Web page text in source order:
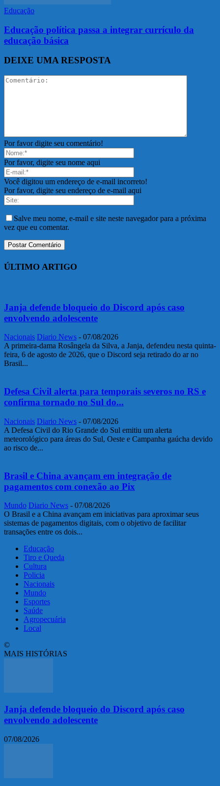
Educação
Educação política passa a integrar currículo da
educação básica
DEIXE UMA RESPOSTA
Por favor digite seu comentário!
Por favor, digite seu nome aqui
Você digitou um endereço de e-mail incorreto!
Por favor, digite seu endereço de e-mail aqui
Salve meu nome, e-mail e site neste navegador para a próxima
vez que eu comentar.
ÚLTIMO ARTIGO
Janja defende bloqueio do Discord após caso
envolvendo adolescente
Nacionais Diario News - 07/08/2026
A primeira-dama Rosângela da Silva, a Janja, defendeu nesta quinta-
feira, 6 de agosto de 2026, que o Discord seja retirado do ar no
Brasil...
Defesa Civil alerta para temporais severos no RS e
confirma tornado no Sul do...
Nacionais Diario News - 07/08/2026
A Defesa Civil do Rio Grande do Sul emitiu um alerta
meteorológico para áreas do Sul, Oeste e Campanha gaúcha devido
ao risco de...
Brasil e China avançam em integração de
pagamentos com conexão ao Pix
Mundo Diario News - 07/08/2026
O Brasil e a China avançam em iniciativas para aproximar seus
sistemas de pagamentos digitais, com o objetivo de facilitar
transações entre os dois...
Educação
Tiro e Queda
Cultura
Policia
Nacionais
Mundo
Esportes
Saúde
Agropecuária
Local
©
MAIS HISTÓRIAS
Janja defende bloqueio do Discord após caso
envolvendo adolescente
07/08/2026